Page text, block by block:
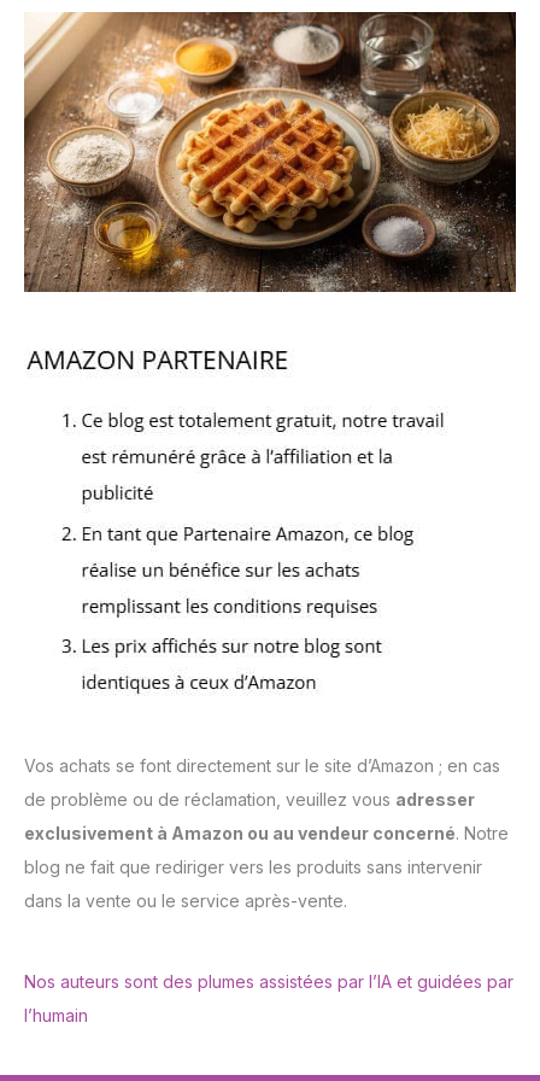
Vos achats se font directement sur le site d’Amazon ; en cas
de problème ou de réclamation, veuillez vous adresser
exclusivement à Amazon ou au vendeur concerné. Notre
blog ne fait que rediriger vers les produits sans intervenir
dans la vente ou le service après-vente.
Nos auteurs sont des plumes assistées par l’IA et guidées par
l’humain